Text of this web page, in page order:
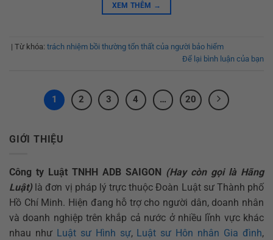
XEM THÊM →
| Từ khóa: trách nhiệm bồi thường tổn thất của người bảo hiểm
Để lại bình luận của bạn
1 2 3 4 … 20
GIỚI THIỆU
Công ty Luật TNHH ADB SAIGON (Hay còn gọi là Hãng
Luật) là đơn vị pháp lý trực thuộc Đoàn Luật sư Thành phố
Hồ Chí Minh. Hiện đang hỗ trợ cho người dân, doanh nhân
và doanh nghiệp trên khắp cả nước ở nhiều lĩnh vực khác
nhau như Luật sư Hình sự, Luật sư Hôn nhân Gia đình,